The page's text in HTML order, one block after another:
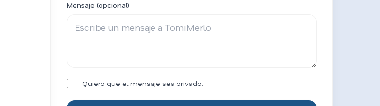
Mensaje (opcional)
Quiero que el mensaje sea privado.